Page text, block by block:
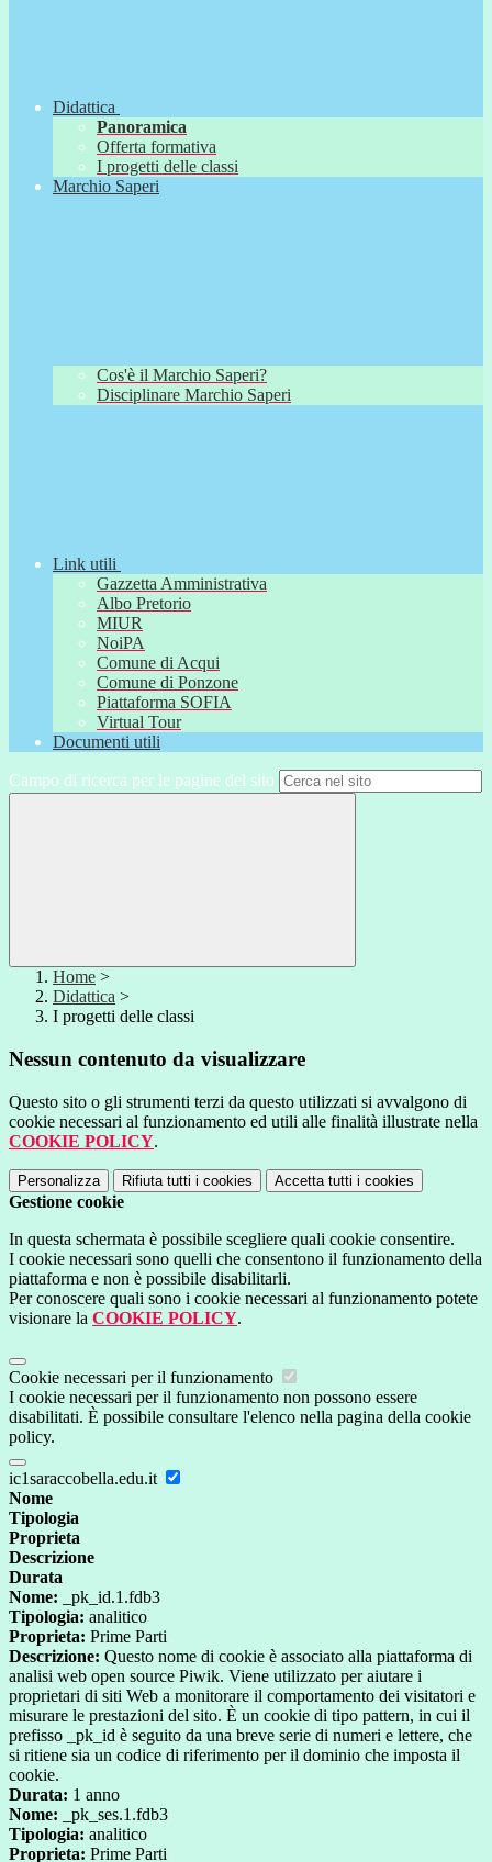
Didattica
Panoramica
Offerta formativa
I progetti delle classi
Marchio Saperi
Cos'è il Marchio Saperi?
Disciplinare Marchio Saperi
Link utili
Gazzetta Amministrativa
Albo Pretorio
MIUR
NoiPA
Comune di Acqui
Comune di Ponzone
Piattaforma SOFIA
Virtual Tour
Documenti utili
Campo di ricerca per le pagine del sito
Home >
Didattica >
I progetti delle classi
Nessun contenuto da visualizzare
Questo sito o gli strumenti terzi da questo utilizzati si avvalgono di
cookie necessari al funzionamento ed utili alle finalità illustrate nella
COOKIE POLICY.
Personalizza Rifiuta tutti i cookies Accetta tutti i cookies
Gestione cookie
In questa schermata è possibile scegliere quali cookie consentire.
I cookie necessari sono quelli che consentono il funzionamento della
piattaforma e non è possibile disabilitarli.
Per conoscere quali sono i cookie necessari al funzionamento potete
visionare la COOKIE POLICY.
Cookie necessari per il funzionamento
I cookie necessari per il funzionamento non possono essere
disabilitati. È possibile consultare l'elenco nella pagina della cookie
policy.
ic1saraccobella.edu.it
Nome
Tipologia
Proprieta
Descrizione
Durata
Nome: _pk_id.1.fdb3
Tipologia: analitico
Proprieta: Prime Parti
Descrizione: Questo nome di cookie è associato alla piattaforma di
analisi web open source Piwik. Viene utilizzato per aiutare i
proprietari di siti Web a monitorare il comportamento dei visitatori e
misurare le prestazioni del sito. È un cookie di tipo pattern, in cui il
prefisso _pk_id è seguito da una breve serie di numeri e lettere, che
si ritiene sia un codice di riferimento per il dominio che imposta il
cookie.
Durata: 1 anno
Nome: _pk_ses.1.fdb3
Tipologia: analitico
Proprieta: Prime Parti